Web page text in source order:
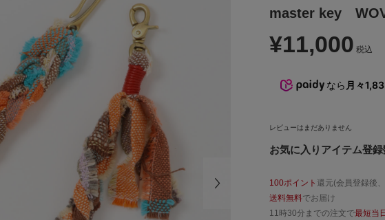
master key
¥11,000 税込
なら 月々
レビューはまだありません
お気に入りアイテム登録
100ポイント 還元(会員登録後
送料無料でお届け
11時30分までの注文で最短当